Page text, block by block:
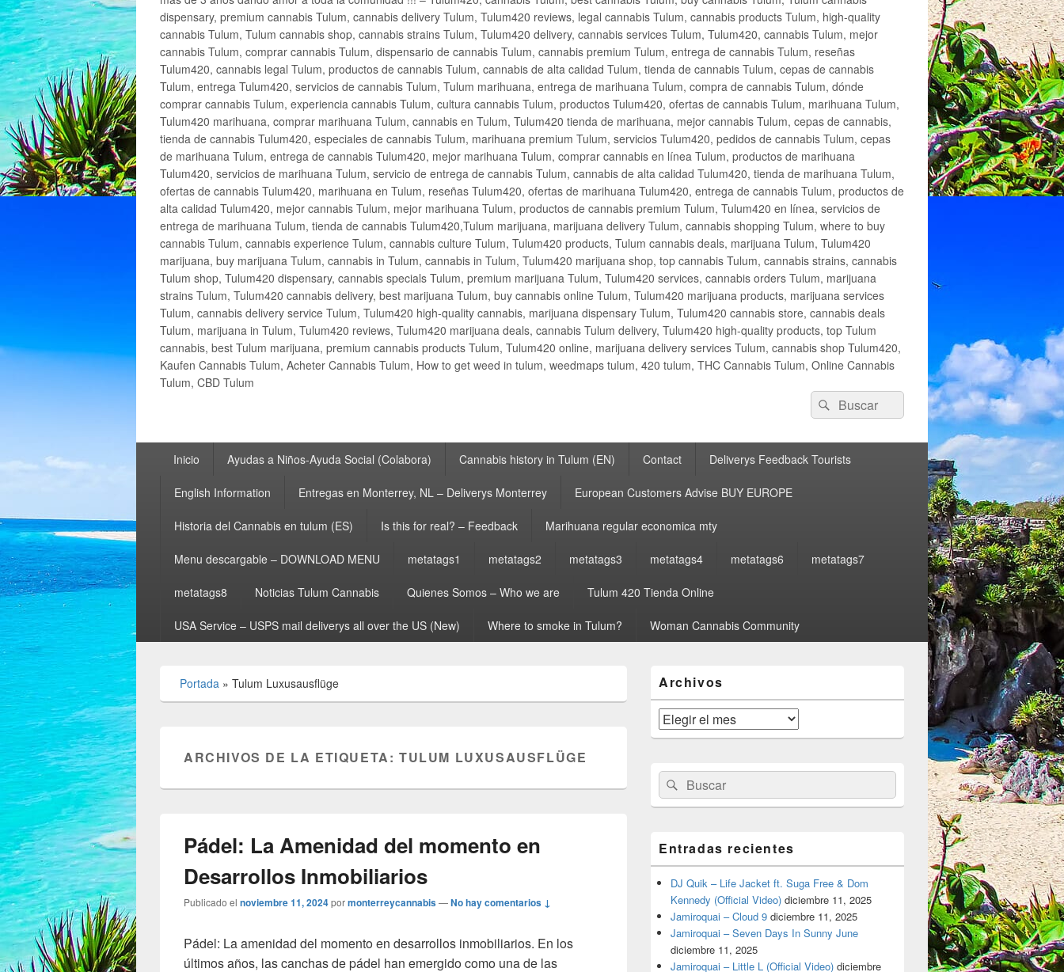
dispensary, premium cannabis Tulum, cannabis delivery Tulum, Tulum420 reviews, legal cannabis Tulum, cannabis products Tulum, high-quality
cannabis Tulum, Tulum cannabis shop, cannabis strains Tulum, Tulum420 delivery, cannabis services Tulum, Tulum420, cannabis Tulum, mejor
cannabis Tulum, comprar cannabis Tulum, dispensario de cannabis Tulum, cannabis premium Tulum, entrega de cannabis Tulum, reseñas
Tulum420, cannabis legal Tulum, productos de cannabis Tulum, cannabis de alta calidad Tulum, tienda de cannabis Tulum, cepas de cannabis
Tulum, entrega Tulum420, servicios de cannabis Tulum, Tulum marihuana, entrega de marihuana Tulum, compra de cannabis Tulum, dónde
comprar cannabis Tulum, experiencia cannabis Tulum, cultura cannabis Tulum, productos Tulum420, ofertas de cannabis Tulum, marihuana Tulum,
Tulum420 marihuana, comprar marihuana Tulum, cannabis en Tulum, Tulum420 tienda de marihuana, mejor cannabis Tulum, cepas de cannabis,
tienda de cannabis Tulum420, especiales de cannabis Tulum, marihuana premium Tulum, servicios Tulum420, pedidos de cannabis Tulum, cepas
de marihuana Tulum, entrega de cannabis Tulum420, mejor marihuana Tulum, comprar cannabis en línea Tulum, productos de marihuana
Tulum420, servicios de marihuana Tulum, servicio de entrega de cannabis Tulum, cannabis de alta calidad Tulum420, tienda de marihuana Tulum,
ofertas de cannabis Tulum420, marihuana en Tulum, reseñas Tulum420, ofertas de marihuana Tulum420, entrega de cannabis Tulum, productos de
alta calidad Tulum420, mejor cannabis Tulum, mejor marihuana Tulum, productos de cannabis premium Tulum, Tulum420 en línea, servicios de
entrega de marihuana Tulum, tienda de cannabis Tulum420,Tulum marijuana, marijuana delivery Tulum, cannabis shopping Tulum, where to buy
cannabis Tulum, cannabis experience Tulum, cannabis culture Tulum, Tulum420 products, Tulum cannabis deals, marijuana Tulum, Tulum420
marijuana, buy marijuana Tulum, cannabis in Tulum, cannabis in Tulum, Tulum420 marijuana shop, top cannabis Tulum, cannabis strains, cannabis
Tulum shop, Tulum420 dispensary, cannabis specials Tulum, premium marijuana Tulum, Tulum420 services, cannabis orders Tulum, marijuana
strains Tulum, Tulum420 cannabis delivery, best marijuana Tulum, buy cannabis online Tulum, Tulum420 marijuana products, marijuana services
Tulum, cannabis delivery service Tulum, Tulum420 high-quality cannabis, marijuana dispensary Tulum, Tulum420 cannabis store, cannabis deals
Tulum, marijuana in Tulum, Tulum420 reviews, Tulum420 marijuana deals, cannabis Tulum delivery, Tulum420 high-quality products, top Tulum
cannabis, best Tulum marijuana, premium cannabis products Tulum, Tulum420 online, marijuana delivery services Tulum, cannabis shop Tulum420,
Kaufen Cannabis Tulum, Acheter Cannabis Tulum, How to get weed in tulum, weedmaps tulum, 420 tulum, THC Cannabis Tulum, Online Cannabis
Tulum, CBD Tulum
Buscar
por:
Buscar
principalInicio Ayudas a Niños-Ayuda Social (Colabora) Cannabis history in Tulum (EN) Contact Deliverys Feedback Tourists
English Information Entregas en Monterrey, NL – Deliverys Monterrey European Customers Advise BUY EUROPE
Historia del Cannabis en tulum (ES) Is this for real? – Feedback Marihuana regular economica mty
Menu descargable – DOWNLOAD MENU metatags1 metatags2 metatags3 metatags4 metatags6 metatags7
metatags8 Noticias Tulum Cannabis Quienes Somos – Who we are Tulum 420 Tienda Online
USA Service – USPS mail deliverys all over the US (New) Where to smoke in Tulum? Woman Cannabis Community
Portada » Tulum Luxusausflüge
ARCHIVOS DE LA ETIQUETA:TULUM LUXUSAUSFLÜGE
Pádel: La Amenidad del momento en
Desarrollos Inmobiliarios
Publicado el noviembre 11, 2024pormonterreycannabis—No hay comentarios ↓
Pádel: La amenidad del momento en desarrollos inmobiliarios. En los
últimos años, las canchas de pádel han emergido como una de las
área
de
widget
barra
lateral
Archivos
Archivos
Buscar
por:
Buscar
Entradas recientes
DJ Quik – Life Jacket ft. Suga Free & Dom
Kennedy (Official Video) diciembre 11, 2025
Jamiroquai – Cloud 9 diciembre 11, 2025
Jamiroquai – Seven Days In Sunny June
diciembre 11, 2025
Jamiroquai – Little L (Official Video) diciembre